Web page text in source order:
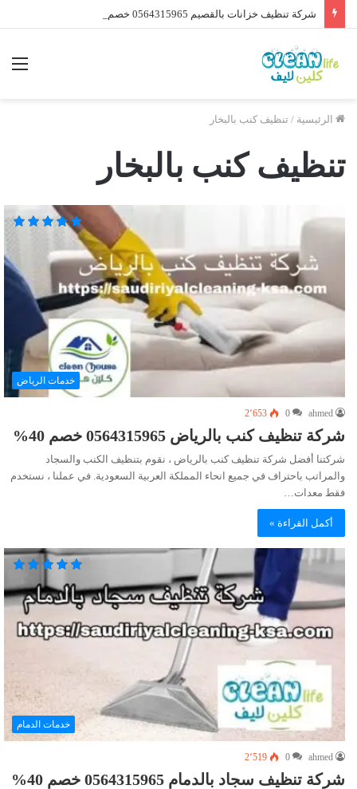
شركة تنظيف خزانات بالقصيم 0564315965 خصم 40%
الرئيسية / تنظيف كنب بالبخار
تنظيف كنب بالبخار
خدمات الرياض
ahmed
0 2٬653
شركة تنظيف كنب بالرياض 0564315965 خصم 40%
شركتنا أفضل شركة تنظيف كنب بالرياض ، نقوم بتنظيف الكنب والسجاد
والمراتب باحتراف في جميع انحاء المملكة العربية السعودية. في عملنا ، نستخدم
فقط معدات…
أكمل القراءة »
خدمات الدمام
ahmed
0 2٬519
شركة تنظيف سجاد بالدمام 0564315965 خصم 40%